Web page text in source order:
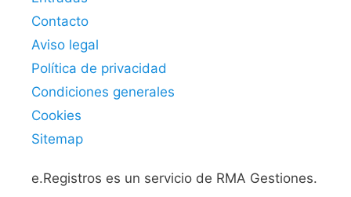
Contacto
Aviso legal
Política de privacidad
Condiciones generales
Cookies
Sitemap
e.Registros es un servicio de RMA Gestiones.